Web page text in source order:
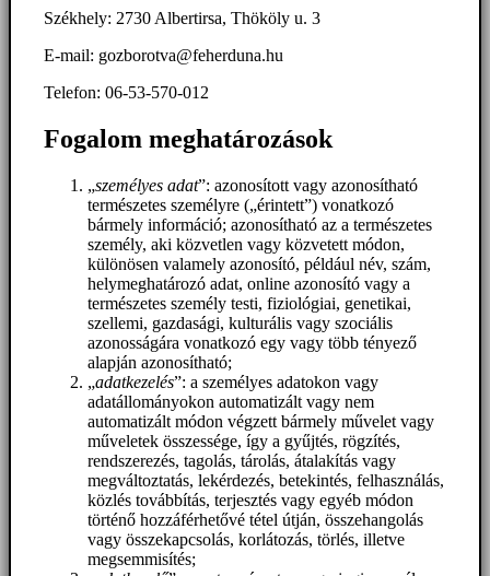
Székhely: 2730 Albertirsa, Thököly u. 3
E-mail: gozborotva@feherduna.hu
Telefon: 06-53-570-012
Fogalom meghatározások
„személyes adat”: azonosított vagy azonosítható
természetes személyre („érintett”) vonatkozó
bármely információ; azonosítható az a természetes
személy, aki közvetlen vagy közvetett módon,
különösen valamely azonosító, például név, szám,
helymeghatározó adat, online azonosító vagy a
természetes személy testi, fiziológiai, genetikai,
szellemi, gazdasági, kulturális vagy szociális
azonosságára vonatkozó egy vagy több tényező
alapján azonosítható;
„adatkezelés”: a személyes adatokon vagy
adatállományokon automatizált vagy nem
automatizált módon végzett bármely művelet vagy
műveletek összessége, így a gyűjtés, rögzítés,
rendszerezés, tagolás, tárolás, átalakítás vagy
megváltoztatás, lekérdezés, betekintés, felhasználás,
közlés továbbítás, terjesztés vagy egyéb módon
történő hozzáférhetővé tétel útján, összehangolás
vagy összekapcsolás, korlátozás, törlés, illetve
megsemmisítés;